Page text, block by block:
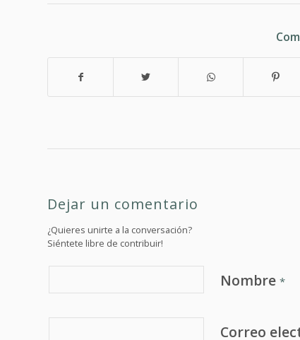
Dejar un comentario
¿Quieres unirte a la conversación?
Siéntete libre de contribuir!
Nombre *
Correo